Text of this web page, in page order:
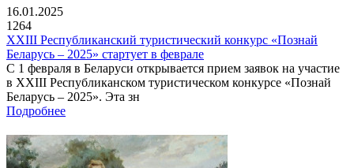
16.01.2025
1264
XXIII Республиканский туристический конкурс «Познай
Беларусь – 2025» стартует в феврале
С 1 февраля в Беларуси открывается прием заявок на участие
в XXIII Республиканском туристическом конкурсе «Познай
Беларусь – 2025». Эта зн
Подробнее